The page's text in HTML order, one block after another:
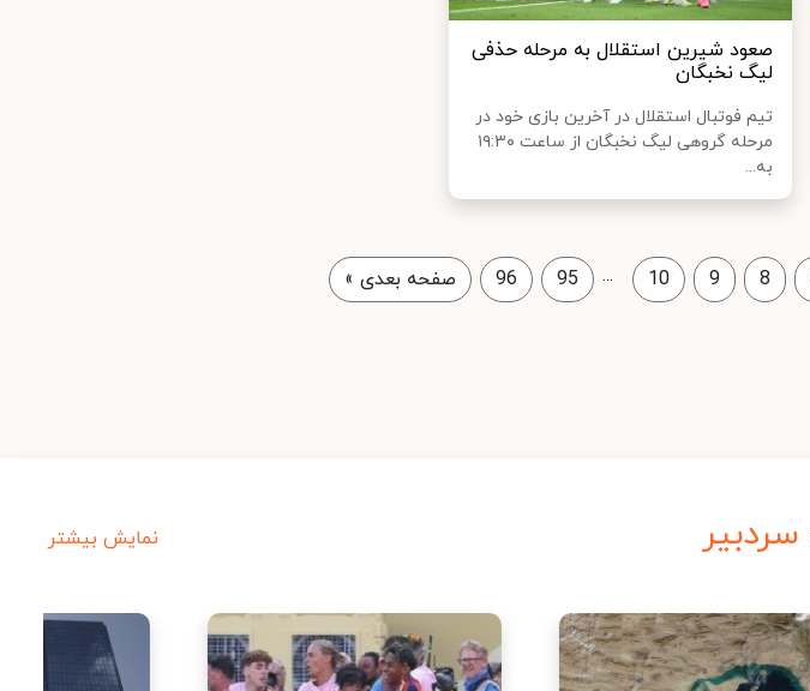
صعود شیرین استقلال به مرحله حذفی
لیگ نخبگان
تیم فوتبال استقلال در آخرین بازی خود در
مرحله گروهی لیگ نخبگان از ساعت ۱۹:۳۰
به...
8
9
10
...
95
96 صفحه بعدی »
سردبیر نمایش بیشتر